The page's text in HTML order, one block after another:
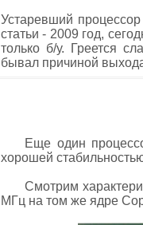
Устаревший
статьи - 2009 год,
только б/у. Греется
бывал причиной
Еще один
хорошей
Смотрим
МГц на том же ядре